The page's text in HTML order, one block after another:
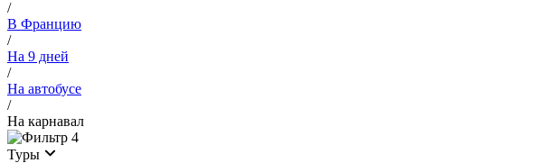
/
В Францию
/
На 9 дней
/
На автобусе
/
На карнавал
4
Туры